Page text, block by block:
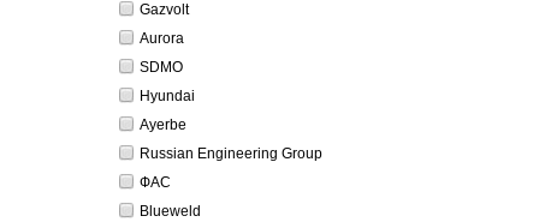
Gazvolt
Aurora
SDMO
Hyundai
Ayerbe
Russian Engineering Group
ФАС
Blueweld